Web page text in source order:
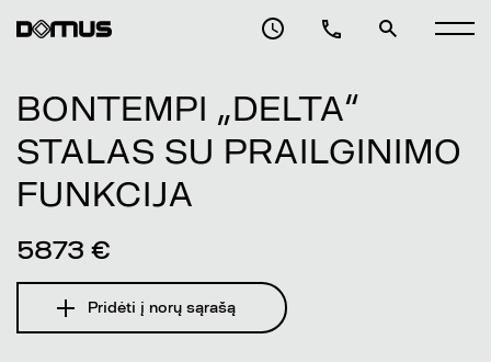
BONTEMPI „DELTA“
STALAS SU PRAILGINIMO
FUNKCIJA
5873 €
Pridėti į norų sąrašą